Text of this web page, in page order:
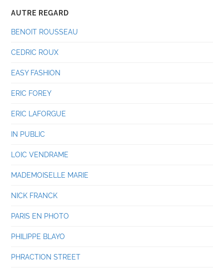
AUTRE REGARD
BENOIT ROUSSEAU
CEDRIC ROUX
EASY FASHION
ERIC FOREY
ERIC LAFORGUE
IN PUBLIC
LOIC VENDRAME
MADEMOISELLE MARIE
NICK FRANCK
PARIS EN PHOTO
PHILIPPE BLAYO
PHRACTION STREET